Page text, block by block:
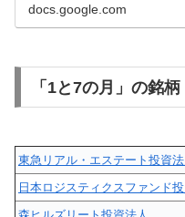
docs.google.com
「1と7の月」の銘柄
東急リアル・エステート投資法
日本ロジスティクスファンド